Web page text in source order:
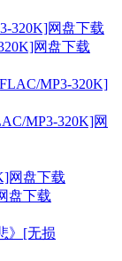
网盘下载
MP3-320K]网
盘下载